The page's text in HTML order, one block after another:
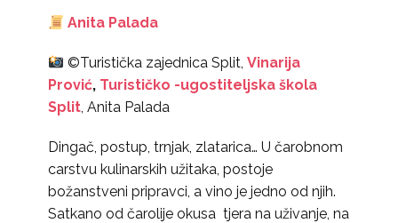
Anita Palada
©Turistička zajednica Split,Vinarija
Prović, Turističko -ugostiteljska škola
Split, Anita Palada
Dingač, postup, trnjak, zlatarica… U čarobnom
carstvu kulinarskih užitaka, postoje
božanstveni pripravci, a vino je jedno od njih.
Satkano od čarolije okusa tjera na uživanje, na